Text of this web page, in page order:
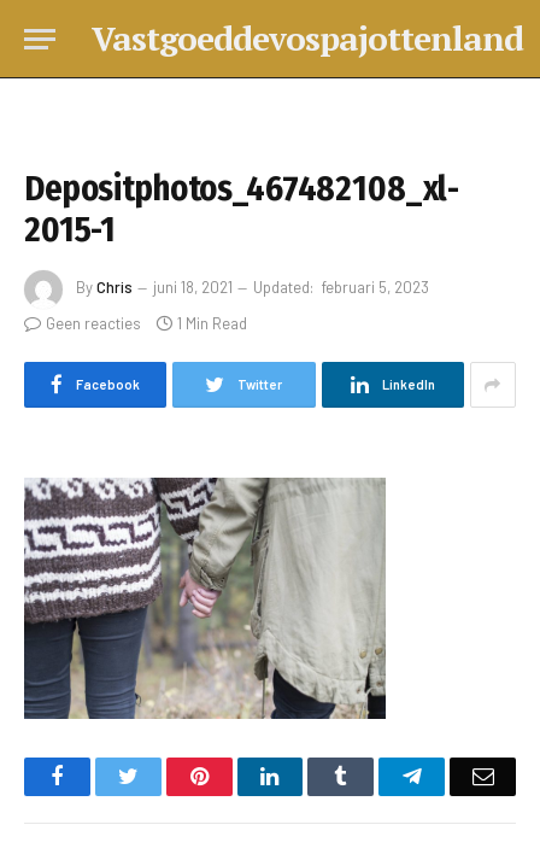
Vastgoeddevospajottenland
Depositphotos_467482108_xl-
2015-1
ByChris juni 18, 2021 Updated: februari 5, 2023
Geen reacties
1 Min Read
Facebook Twitter LinkedIn
FacebookTwitter PinterestLinkedIn Tumblr Telegram